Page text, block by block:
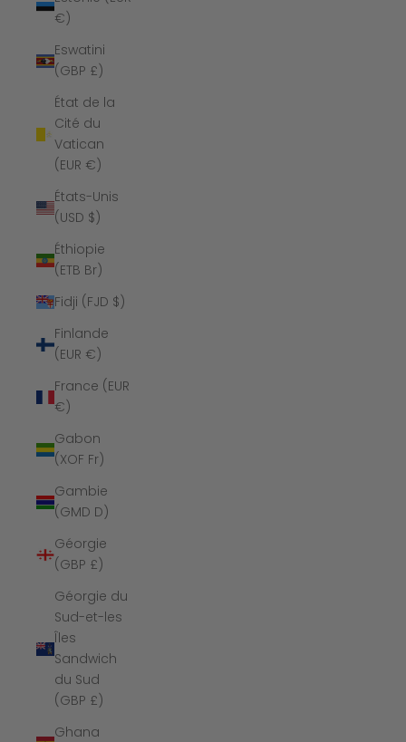
€)
Eswatini
(GBP £)
État de la
Cité du
Vatican
(EUR €)
États-Unis
(USD $)
Éthiopie
(ETB Br)
Fidji (FJD $)
Finlande
(EUR €)
France (EUR
€)
Gabon
(XOF Fr)
Gambie
(GMD D)
Géorgie
(GBP £)
Géorgie du
Sud-et-les
Îles
Sandwich
du Sud
(GBP £)
Ghana